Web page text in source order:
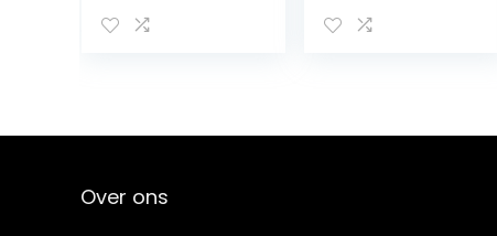
k bewezen 12-
een grondige,
vliegreizen, 95
Over ons